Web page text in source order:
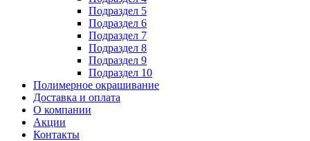
Подраздел 5
Подраздел 6
Подраздел 7
Подраздел 8
Подраздел 9
Подраздел 10
Полимерное окрашивание
Доставка и оплата
О компании
Акции
Контакты